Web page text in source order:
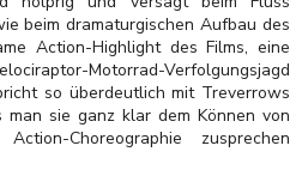
beim dramaturgischen Aufbau des
Action-Highlight des Films, eine
Motorrad-Verfolgungsjagd
so überdeutlich mit Treverrows
man sie ganz klar dem Können von
Choreographie zusprechen